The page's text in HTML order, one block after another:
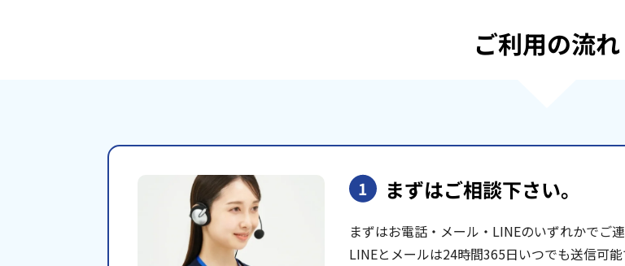
ご利用の流れ
1 まずはご相談下さい。
まずはお電話・メール・LINEのいずれかでご
LINEとメールは24時間365日いつでも送信可